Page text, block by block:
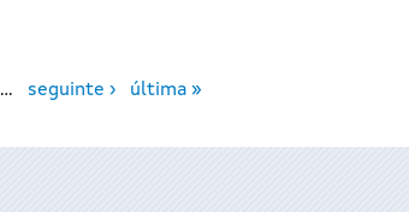
… seguinte › última »